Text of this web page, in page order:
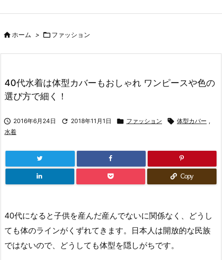
ホーム > ファッション
40代水着は体型カバーもおしゃれ ワンピースや色の
選び方で細く！
 2016年6月24日  2018年11月1日  ファッション  体型カバー ,
水着
Copy
40代になると子供を産んだ産んでないに関係なく、どうし
ても体のラインがくずれてきます。日本人は開放的な民族
ではないので、どうしても体型を隠しがちです。